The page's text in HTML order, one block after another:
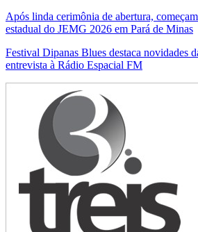
Após linda cerimônia de abertura,
estadual do JEMG 2026 em Pará de Minas
Festival Dipanas Blues destaca novidades
entrevista à Rádio Espacial FM